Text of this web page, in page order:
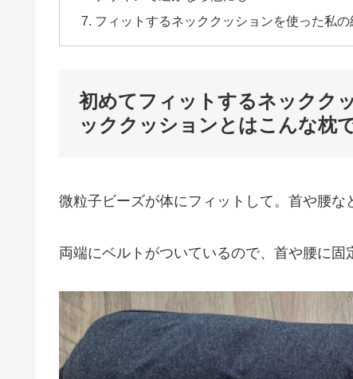
フィットするネッククッションを使った私
初めてフィットするネックク
ッククッションとはこんな枕
微粒子ビーズが体にフィットして。首や腰な
両端にベルトがついているので、首や腰に固